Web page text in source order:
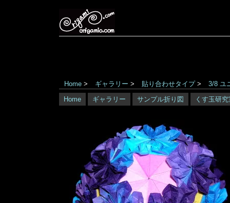
Home > ギャラリー > 貼り合わせタイプ>
3/8 ユ
Home
ギャラリー サンプル折り図 くす玉研究